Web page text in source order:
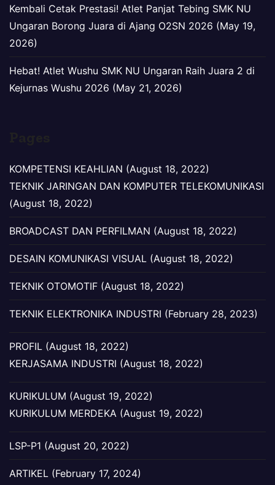
Kembali Cetak Prestasi! Atlet Panjat Tebing SMK NU
Ungaran Borong Juara di Ajang O2SN 2026 (May 19,
2026)
Hebat! Atlet Wushu SMK NU Ungaran Raih Juara 2 di
Kejurnas Wushu 2026 (May 21, 2026)
KOMPETENSI KEAHLIAN (August 18, 2022)
TEKNIK JARINGAN DAN KOMPUTER TELEKOMUNIKASI
(August 18, 2022)
BROADCAST DAN PERFILMAN (August 18, 2022)
DESAIN KOMUNIKASI VISUAL (August 18, 2022)
TEKNIK OTOMOTIF (August 18, 2022)
TEKNIK ELEKTRONIKA INDUSTRI (February 28, 2023)
PROFIL (August 18, 2022)
KERJASAMA INDUSTRI (August 18, 2022)
KURIKULUM (August 19, 2022)
KURIKULUM MERDEKA (August 19, 2022)
LSP-P1 (August 20, 2022)
ARTIKEL (February 17, 2024)